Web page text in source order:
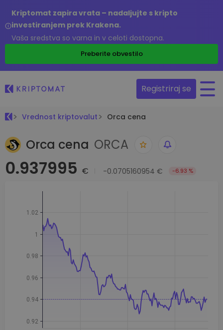
Kriptomat zapira vrata – nadaljujte s kripto
investiranjem prek Krakena.
Vaša sredstva so varna in v celoti dostopna.
Preberite obvestilo
Registriraj se
Vrednost kriptovalut Orca cena
Orca cena ORCA
0.937995 € -0.0705160954 € -6.93 %